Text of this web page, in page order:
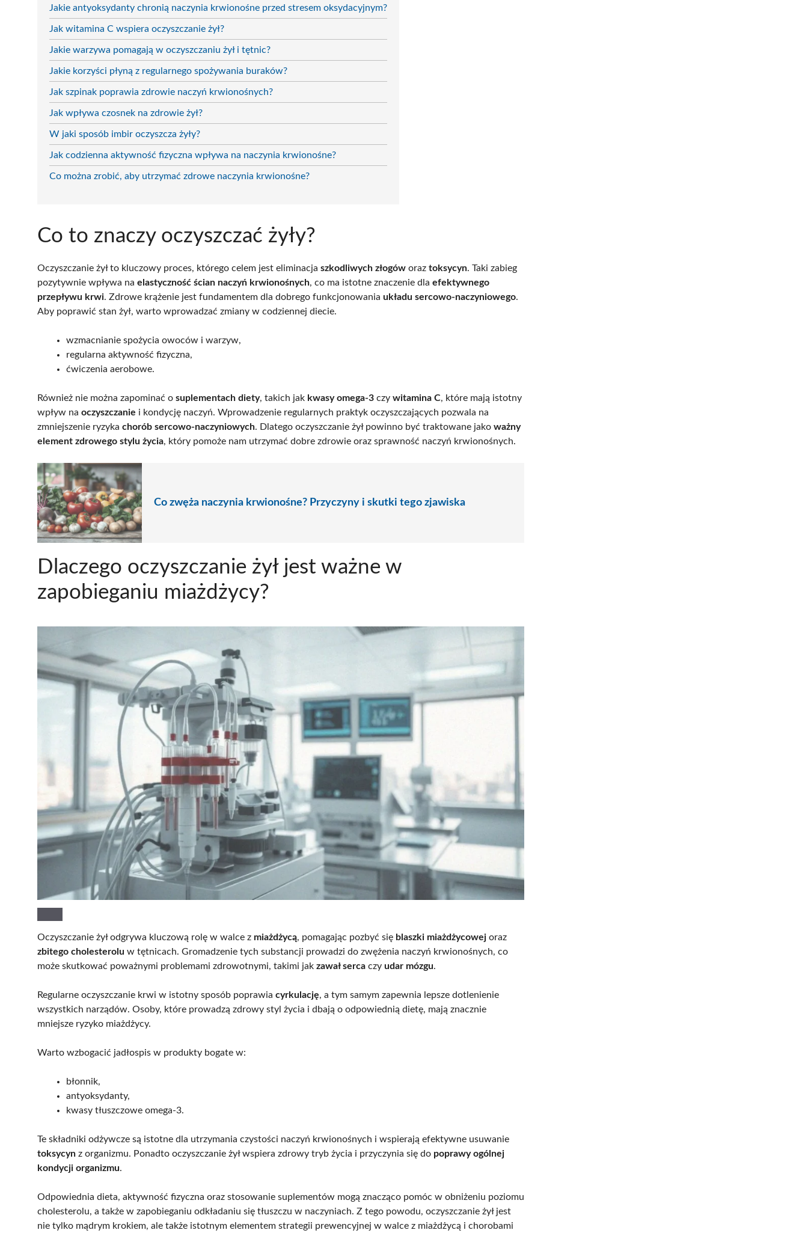
Jakie antyoksydanty chronią naczynia krwionośne przed stresem oksydacyjnym?
Jak witamina C wspiera oczyszczanie żył?
Jakie warzywa pomagają w oczyszczaniu żył i tętnic?
Jakie korzyści płyną z regularnego spożywania buraków?
Jak szpinak poprawia zdrowie naczyń krwionośnych?
Jak wpływa czosnek na zdrowie żył?
W jaki sposób imbir oczyszcza żyły?
Jak codzienna aktywność fizyczna wpływa na naczynia krwionośne?
Co można zrobić, aby utrzymać zdrowe naczynia krwionośne?
Co to znaczy oczyszczać żyły?
Oczyszczanie żył to kluczowy proces, którego celem jest eliminacja szkodliwych złogów oraz toksycyn. Taki zabieg
pozytywnie wpływa na elastyczność ścian naczyń krwionośnych, co ma istotne znaczenie dla efektywnego
przepływu krwi. Zdrowe krążenie jest fundamentem dla dobrego funkcjonowania układu sercowo-naczyniowego.
Aby poprawić stan żył, warto wprowadzać zmiany w codziennej diecie.
wzmacnianie spożycia owoców i warzyw,
regularna aktywność fizyczna,
ćwiczenia aerobowe.
Również nie można zapominać o suplementach diety, takich jak kwasy omega-3 czy witamina C, które mają istotny
wpływ na oczyszczanie i kondycję naczyń. Wprowadzenie regularnych praktyk oczyszczających pozwala na
zmniejszenie ryzyka chorób sercowo-naczyniowych. Dlatego oczyszczanie żył powinno być traktowane jako ważny
element zdrowego stylu życia, który pomoże nam utrzymać dobre zdrowie oraz sprawność naczyń krwionośnych.
Co zwęża naczynia krwionośne? Przyczyny i skutki tego zjawiska
Dlaczego oczyszczanie żył jest ważne w
zapobieganiu miażdżycy?
Oczyszczanie żył odgrywa kluczową rolę w walce z miażdżycą, pomagając pozbyć się blaszki miażdżycowej oraz
zbitego cholesterolu w tętnicach. Gromadzenie tych substancji prowadzi do zwężenia naczyń krwionośnych, co
może skutkować poważnymi problemami zdrowotnymi, takimi jak zawał serca czy udar mózgu.
Regularne oczyszczanie krwi w istotny sposób poprawia cyrkulację, a tym samym zapewnia lepsze dotlenienie
wszystkich narządów. Osoby, które prowadzą zdrowy styl życia i dbają o odpowiednią dietę, mają znacznie
mniejsze ryzyko miażdżycy.
Warto wzbogacić jadłospis w produkty bogate w:
błonnik,
antyoksydanty,
kwasy tłuszczowe omega-3.
Te składniki odżywcze są istotne dla utrzymania czystości naczyń krwionośnych i wspierają efektywne usuwanie
toksycyn z organizmu. Ponadto oczyszczanie żył wspiera zdrowy tryb życia i przyczynia się do poprawy ogólnej
kondycji organizmu.
Odpowiednia dieta, aktywność fizyczna oraz stosowanie suplementów mogą znacząco pomóc w obniżeniu poziomu
cholesterolu, a także w zapobieganiu odkładaniu się tłuszczu w naczyniach. Z tego powodu, oczyszczanie żył jest
nie tylko mądrym krokiem, ale także istotnym elementem strategii prewencyjnej w walce z miażdżycą i chorobami